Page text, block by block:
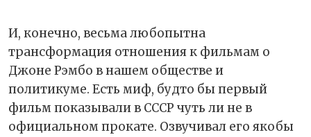
И, конечно, весьма любопытна
трансформация отношения к фильмам о
Джоне Рэмбо в нашем обществе и
политикуме. Есть миф, будто бы первый
фильм показывали в СССР чуть ли не в
официальном прокате. Озвучивал его якобы